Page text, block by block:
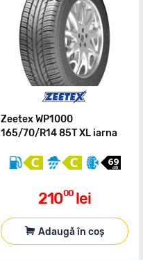
Zeetex WP1000
165/70/R14 85T XL iarna
21000 lei
Adaugă în coș